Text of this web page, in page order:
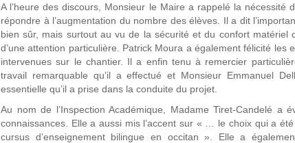
A l’heure des discours, Monsieur le Maire a rappelé la nécessité
répondre à l’augmentation du nombre des élèves. Il a dit
bien sûr, mais surtout au vu de la sécurité et du confort matériel
d’une attention particulière. Patrick Moura a également félicité les
intervenues sur le chantier. Il a enfin tenu à remercier
travail remarquable qu’il a effectué et Monsieur Emmanuel
essentielle qu’il a prise dans la conduite du projet.
Au nom de l’Inspection Académique, Madame Tiret-Candelé a
connaissances. Elle a aussi mis l’accent sur « … le choix qui a
cursus d’enseignement bilingue en occitan ». Elle a